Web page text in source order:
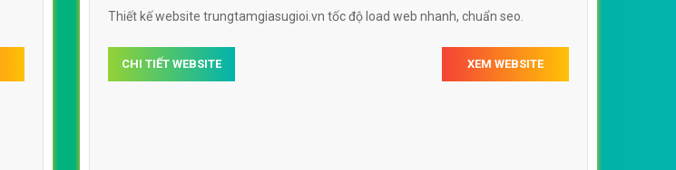
Thiết kế website trungtamgiasugioi.vn tốc độ load web nhanh, chuẩn seo.
CHI TIẾT WEBSITE XEM WEBSITE